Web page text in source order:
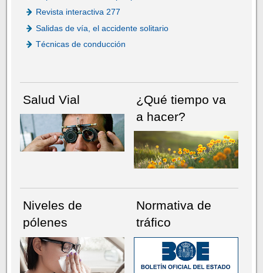
Revista interactiva 277
Salidas de vía, el accidente solitario
Técnicas de conducción
Salud Vial
¿Qué tiempo va
a hacer?
Niveles de
pólenes
Normativa de
tráfico